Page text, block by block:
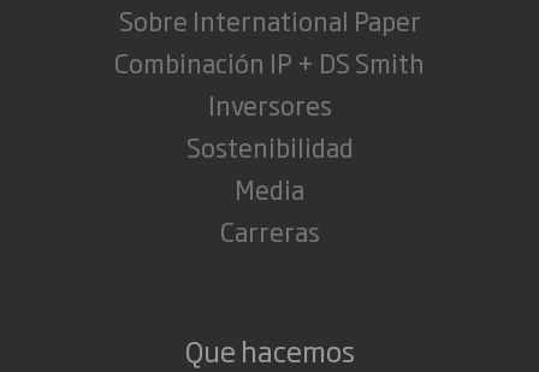
Sobre International Paper
Combinación IP + DS Smith
Inversores
Sostenibilidad
Media
Carreras
Que hacemos